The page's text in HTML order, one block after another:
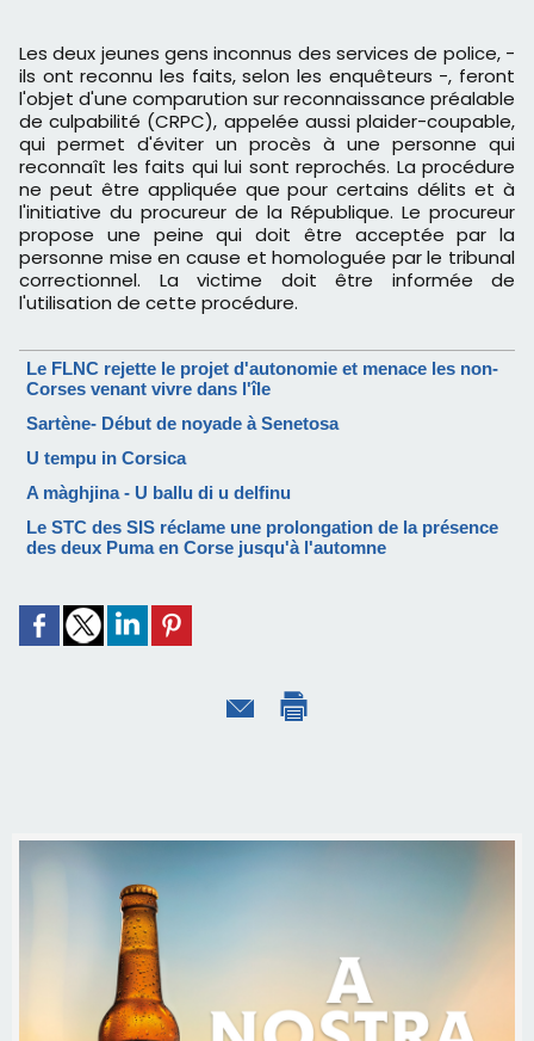
Les deux jeunes gens inconnus des services de police, -
ils ont reconnu les faits, selon les enquêteurs -, feront
l'objet d'une comparution sur reconnaissance préalable
de culpabilité (CRPC), appelée aussi plaider-coupable,
qui permet d'éviter un procès à une personne qui
reconnaît les faits qui lui sont reprochés. La procédure
ne peut être appliquée que pour certains délits et à
l'initiative du procureur de la République. Le procureur
propose une peine qui doit être acceptée par la
personne mise en cause et homologuée par le tribunal
correctionnel. La victime doit être informée de
l'utilisation de cette procédure.
Le FLNC rejette le projet d'autonomie et menace les non-
Corses venant vivre dans l'île
Sartène- Début de noyade à Senetosa
U tempu in Corsica
A màghjina - U ballu di u delfinu
Le STC des SIS réclame une prolongation de la présence
des deux Puma en Corse jusqu'à l'automne